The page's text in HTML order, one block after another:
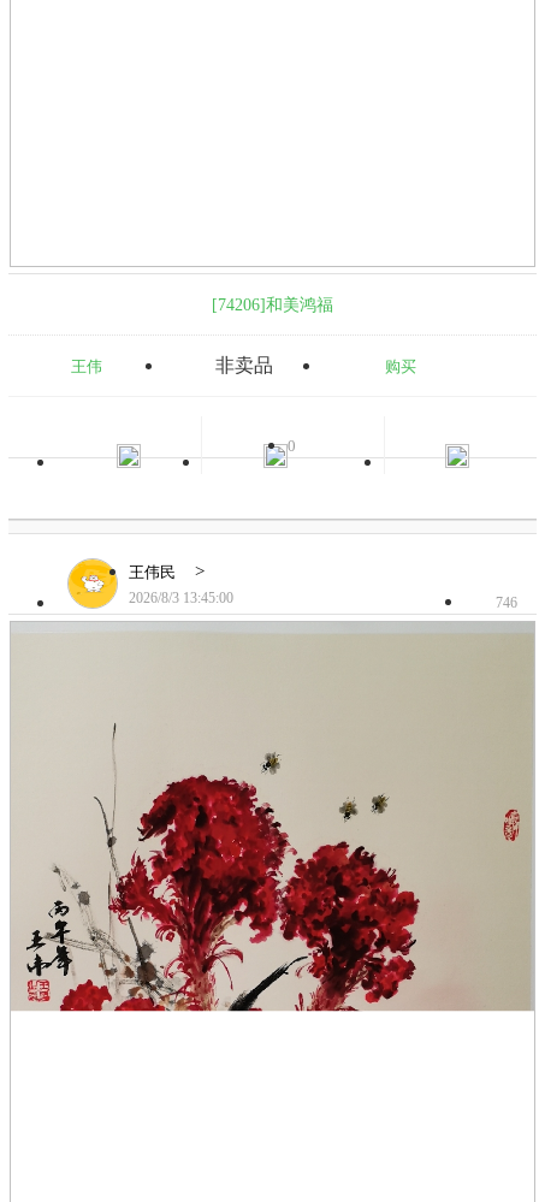
[74206]和美鸿福
王伟 非卖品 购买
0
王伟民 >
2026/8/3 13:45:00 746